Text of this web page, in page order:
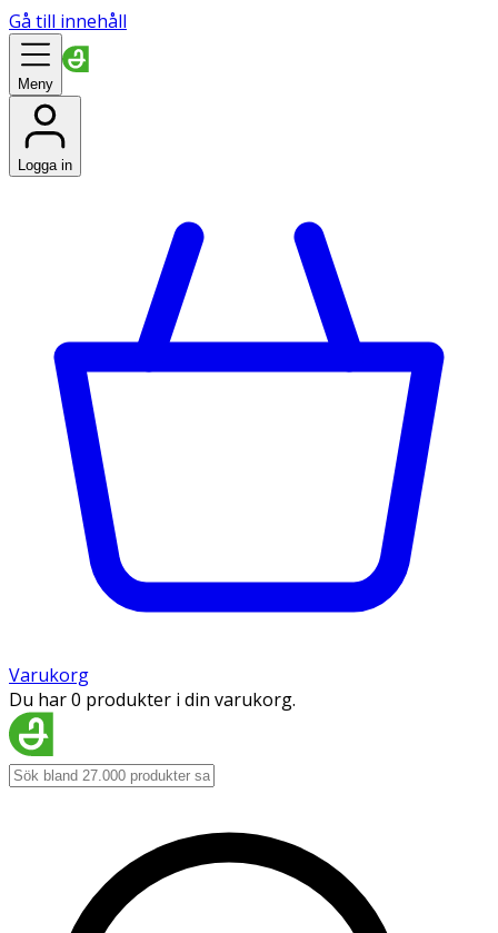
Gå till innehåll
Meny
Logga in
Varukorg
Du har 0 produkter i din varukorg.